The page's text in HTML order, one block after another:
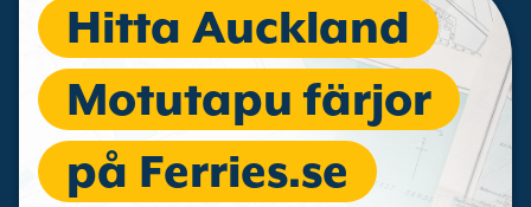
Hitta Auckland
Motutapu färjor
på Ferries.se